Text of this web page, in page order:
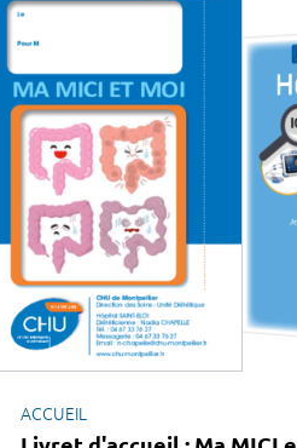
ACCUEIL